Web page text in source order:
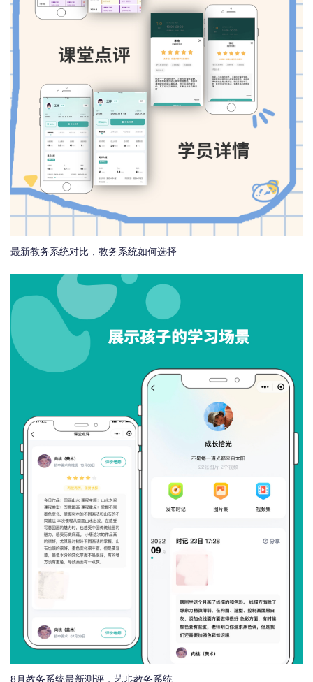
最新教务系统对比，教务系统如何选择
8月教务系统最新测评，艺步教务系统